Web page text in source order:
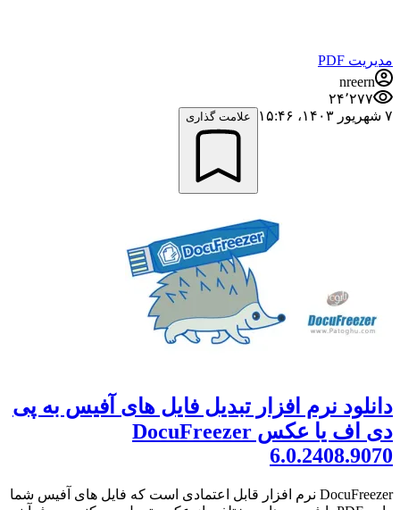
مدیریت PDF
nreern
۲۴٬۲۷۷
۷ شهریور ۱۴۰۳،‏ ۱۵:۴۶
علامت گذاری
دانلود نرم افزار تبدیل فایل های آفیس به پی
دی اف یا عکس DocuFreezer
6.0.2408.9070
DocuFreezer نرم افزار قابل اعتمادی است که فایل های آفیس شما